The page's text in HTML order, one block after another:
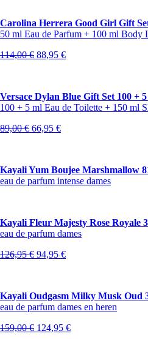
Carolina Herrera Good Girl Gift
50 ml Eau de Parfum + 100 ml Body
114,00€ Oorspronkelijke
88,95 €Huidige
Versace Dylan Blue Gift Set 100 +
100 + 5 ml Eau de Toilette + 150 ml
89,00€ Oorspronkelijke
66,95 €Huidige
Kayali Yum Boujee Marshmallow
eau de parfum intense dames
Kayali Fleur Majesty Rose Royale
eau de parfum dames
126,95€ Oorspronkelijke
94,95 €Huidige
Kayali Oudgasm Milky Musk Oud
eau de parfum dames en heren
159,00€ Oorspronkelijke
124,95 €Huidige